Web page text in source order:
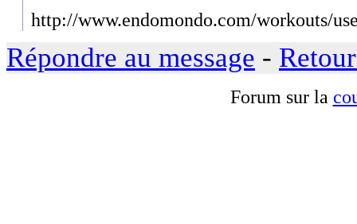
http://www.endomondo.com/workouts/
Répondre au message -
Forum sur la